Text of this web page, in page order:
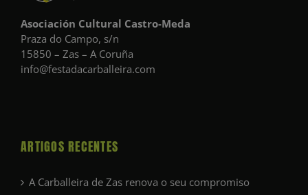
Asociación Cultural Castro-Meda
Praza do Campo, s/n
15850 – Zas – A Coruña
info@festadacarballeira.com
ARTIGOS RECENTES
A Carballeira de Zas renova o seu compromiso